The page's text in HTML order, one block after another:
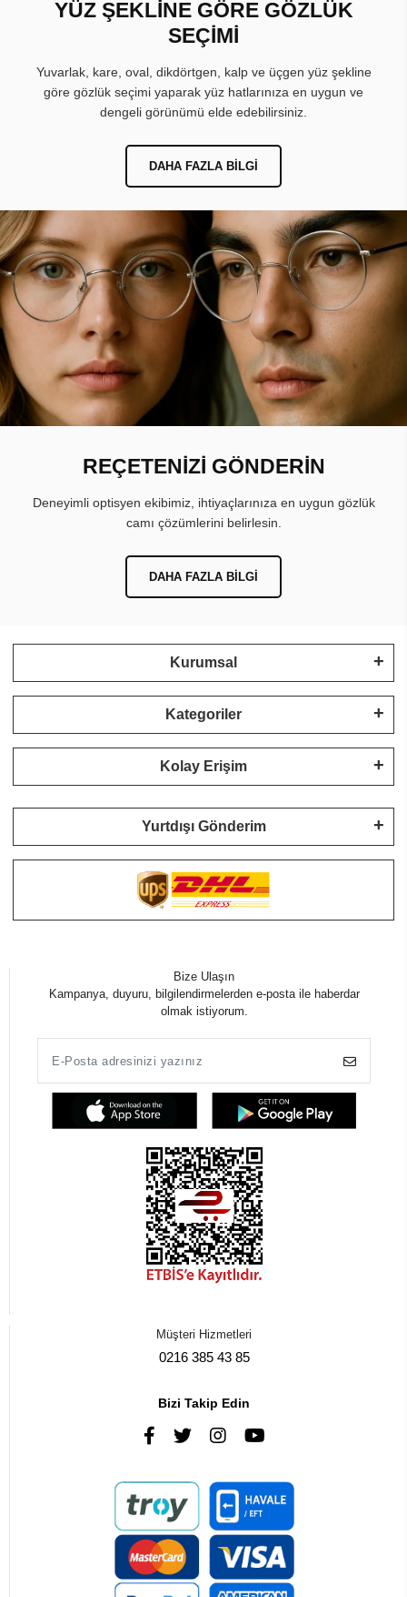
YÜZ ŞEKLİNE GÖRE GÖZLÜK
SEÇİMİ
Yuvarlak, kare, oval, dikdörtgen, kalp ve üçgen yüz şekline
göre gözlük seçimi yaparak yüz hatlarınıza en uygun ve
dengeli görünümü elde edebilirsiniz.
DAHA FAZLA BILGI
REÇETENİZİ GÖNDERİN
Deneyimli optisyen ekibimiz, ihtiyaçlarınıza en uygun gözlük
camı çözümlerini belirlesin.
DAHA FAZLA BILGI
Kurumsal
Kategoriler
Kolay Erişim
Yurtdışı Gönderim
Bize Ulaşın
Kampanya, duyuru, bilgilendirmelerden e-posta ile haberdar
olmak istiyorum.
Müşteri Hizmetleri
0216 385 43 85
Bizi Takip Edin